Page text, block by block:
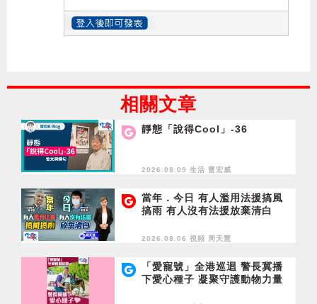
相關文章
靜態「說得Cool」-36
2026.08.09 生活 曹宏威
當年．今日 有人濫用法援搞風
搞雨 有人沒有法援放棄清白
2026.08.06 視頻 周天慧
「愛寵號」全港巡迴 警長冀播
下愛心種子 凝聚守護動物力量